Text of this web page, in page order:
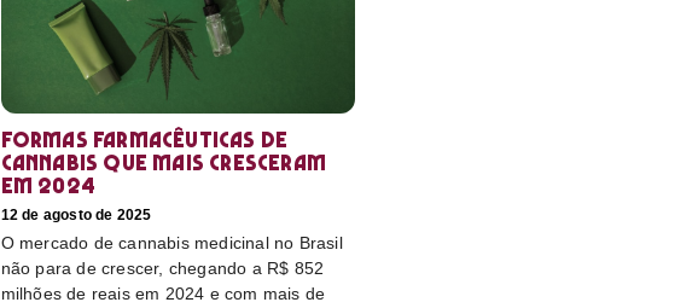
Formas farmacêuticas de
cannabis que mais cresceram
em 2024
12 de agosto de 2025
O mercado de cannabis medicinal no Brasil
não para de crescer, chegando a R$ 852
milhões de reais em 2024 e com mais de